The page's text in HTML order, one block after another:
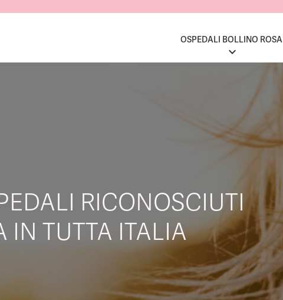
OSPEDALI BOLLINO ROSA
RICONOSCIUTI
IN TUTTA ITALIA